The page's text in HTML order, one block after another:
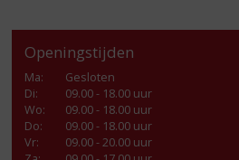
Openingstijden
Ma:
Gesloten
Di:
09.00 - 18.00 uur
Wo:
09.00 - 18.00 uur
Do:
09.00 - 18.00 uur
Vr:
09.00 - 20.00 uur